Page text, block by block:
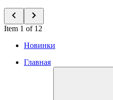
Item 1 of 12
Новинки
Главная